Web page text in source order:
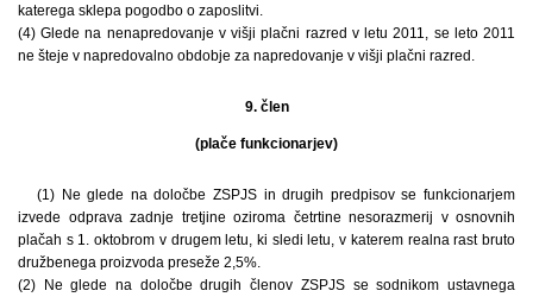
katerega sklepa pogodbo o zaposlitvi.
(4) Glede na nenapredovanje v višji plačni razred v letu 2011, se leto 2011
ne šteje v napredovalno obdobje za napredovanje v višji plačni razred.
9. člen
(plače funkcionarjev)
(1) Ne glede na določbe ZSPJS in drugih predpisov se funkcionarjem
izvede odprava zadnje tretjine oziroma četrtine nesorazmerij v osnovnih
plačah s 1. oktobrom v drugem letu, ki sledi letu, v katerem realna rast bruto
družbenega proizvoda preseže 2,5%.
(2) Ne glede na določbe drugih členov ZSPJS se sodnikom ustavnega